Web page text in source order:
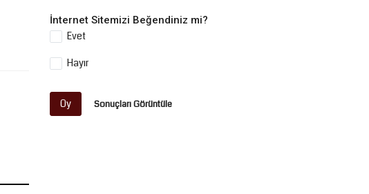
İnternet Sitemizi Beğendiniz mi?
Evet
Hayır
Oy Sonuçları Görüntüle